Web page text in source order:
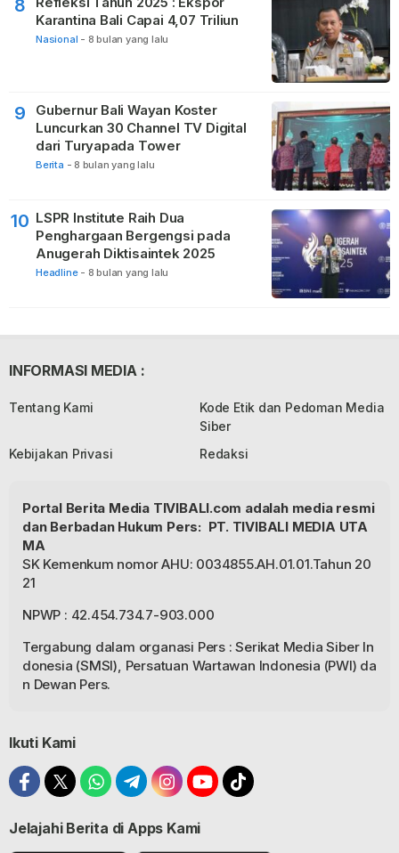
8
Karantina Bali Capai 4,07 Triliun
Nasional - 8 bulan yang lalu
9
Gubernur Bali Wayan Koster
Luncurkan 30 Channel TV Digital
dari Turyapada Tower
Berita - 8 bulan yang lalu
10 LSPR Institute Raih Dua
Penghargaan Bergengsi pada
Anugerah Diktisaintek 2025
Headline - 8 bulan yang lalu
INFORMASI MEDIA :
Tentang Kami
Kode Etik dan Pedoman Media
Siber
Kebijakan Privasi
Redaksi
Portal Berita Media TIVIBALI.com adalah media resmi
dan Berbadan Hukum Pers: PT. TIVIBALI MEDIA UTA
MA
SK Kemenkum nomor AHU: 0034855.AH.01.01.Tahun 20
21
NPWP : 42.454.734.7-903.000
Tergabung dalam organasi Pers : Serikat Media Siber In
donesia (SMSI), Persatuan Wartawan Indonesia (PWI) da
n Dewan Pers.
Ikuti Kami
Jelajahi Berita di Apps Kami